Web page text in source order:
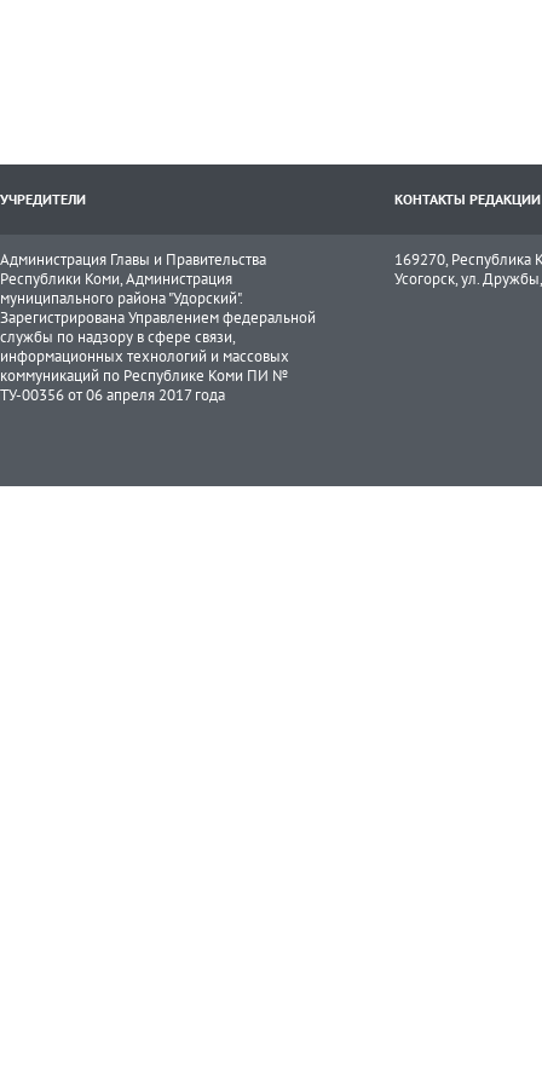
УЧРЕДИТЕЛИ КОНТАКТЫ РЕДАКЦИИ
Администрация Главы и Правительства
Республики Коми, Администрация
муниципального района "Удорский".
Зарегистрирована Управлением федеральной
службы по надзору в сфере связи,
информационных технологий и массовых
коммуникаций по Республике Коми ПИ №
ТУ-00356 от 06 апреля 2017 года
169270, Республика
Усогорск, ул.